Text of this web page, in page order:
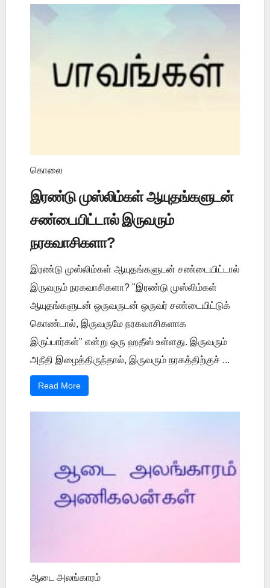
கொலை
இரண்டு முஸ்லிம்கள் ஆயுதங்களுடன்
சண்டையிட்டால் இருவரும்
நரகவாசிகளா?
இரண்டு முஸ்லிம்கள் ஆயுதங்களுடன் சண்டையிட்டால்
இருவரும் நரகவாசிகளா? "இரண்டு முஸ்லிம்கள்
ஆயுதங்களுடன் ஒருவருடன் ஒருவர் சண்டையிட்டுக்
கொண்டால், இருவருமே நரகவாசிகளாக
இருப்பார்கள்" என்று ஒரு ஹதீஸ் உள்ளது. இருவரும்
அநீதி இழைத்திருந்தால், இருவரும் நரகத்திற்குச் ...
Read More
ஆடை அலங்காரம்